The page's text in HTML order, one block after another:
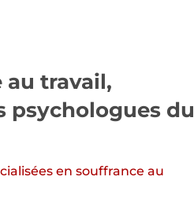
au travail,
psychologues du
en souffrance au